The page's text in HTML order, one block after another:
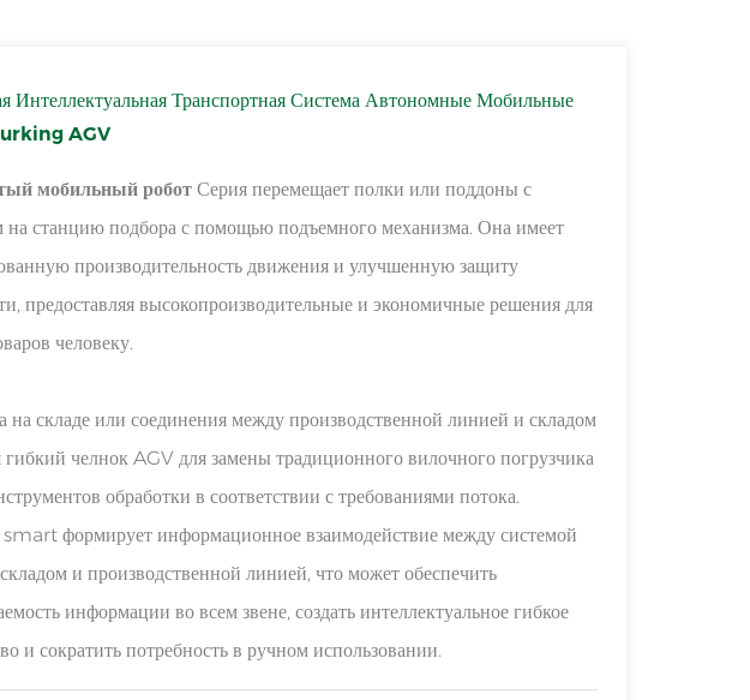
русский
Интеллектуальная Транспортная Система Автономные Мобильные
AGV
мобильный робот Серия перемещает полки или поддоны с
на станцию ​​подбора с помощью подъемного механизма. Она имеет
производительность движения и улучшенную защиту
предоставляя высокопроизводительные и экономичные решения для
человеку.
на складе или соединения между производственной линией и складом
гибкий челнок AGV для замены традиционного вилочного погрузчика
обработки в соответствии с требованиями потока.
формирует информационное взаимодействие между системой
и производственной линией, что может обеспечить
информации во всем звене, создать интеллектуальное гибкое
и сократить потребность в ручном использовании.